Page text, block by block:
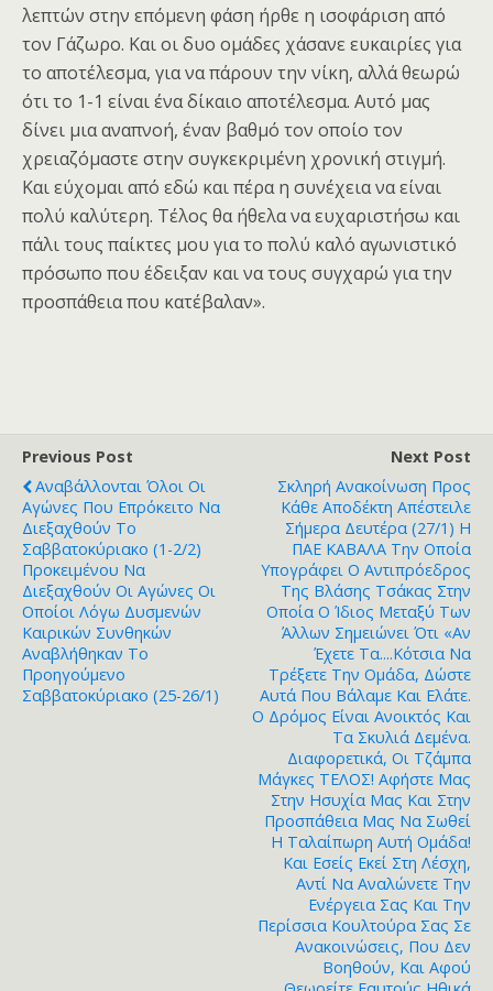
λεπτών στην επόμενη φάση ήρθε η ισοφάριση από
τον Γάζωρο. Και οι δυο ομάδες χάσανε ευκαιρίες για
το αποτέλεσμα, για να πάρουν την νίκη, αλλά θεωρώ
ότι το 1-1 είναι ένα δίκαιο αποτέλεσμα. Αυτό μας
δίνει μια αναπνοή, έναν βαθμό τον οποίο τον
χρειαζόμαστε στην συγκεκριμένη χρονική στιγμή.
Και εύχομαι από εδώ και πέρα η συνέχεια να είναι
πολύ καλύτερη. Τέλος θα ήθελα να ευχαριστήσω και
πάλι τους παίκτες μου για το πολύ καλό αγωνιστικό
πρόσωπο που έδειξαν και να τους συγχαρώ για την
προσπάθεια που κατέβαλαν».
Previous Post
Αναβάλλονται Όλοι Οι
Αγώνες Που Επρόκειτο Να
Διεξαχθούν Το
Σαββατοκύριακο (1-2/2)
Προκειμένου Να
Διεξαχθούν Οι Αγώνες Οι
Οποίοι Λόγω Δυσμενών
Καιρικών Συνθηκών
Αναβλήθηκαν Το
Προηγούμενο
Σαββατοκύριακο (25-26/1)
Next Post
Σκληρή Ανακοίνωση Προς
Κάθε Αποδέκτη Απέστειλε
Σήμερα Δευτέρα (27/1) Η
ΠΑΕ ΚΑΒΑΛΑ Την Οποία
Υπογράφει Ο Αντιπρόεδρος
Της Βλάσης Τσάκας Στην
Οποία Ο Ίδιος Μεταξύ Των
Άλλων Σημειώνει Ότι «Αν
Έχετε Τα....κότσια Να
Τρέξετε Την Ομάδα, Δώστε
Αυτά Που Βάλαμε Και Ελάτε.
Ο Δρόμος Είναι Ανοικτός Και
Τα Σκυλιά Δεμένα.
Διαφορετικά, Οι Τζάμπα
Μάγκες ΤΕΛΟΣ! Αφήστε Μας
Στην Ησυχία Μας Και Στην
Προσπάθεια Μας Να Σωθεί
Η Ταλαίπωρη Αυτή Ομάδα!
Και Εσείς Εκεί Στη Λέσχη,
Αντί Να Αναλώνετε Την
Ενέργεια Σας Και Την
Περίσσια Κουλτούρα Σας Σε
Ανακοινώσεις, Που Δεν
Βοηθούν, Και Αφού